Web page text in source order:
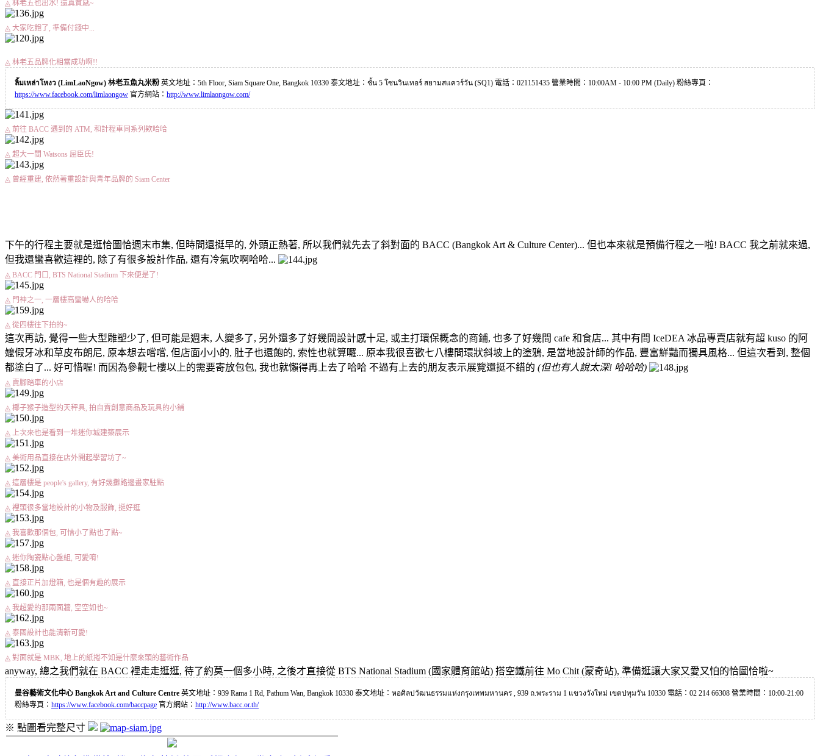
◬ 林老五也出水! 還真質感~
◬ 大家吃飽了, 準備付錢中...
◬ 林老五品牌化相當成功啊!!
ลิ้มเหล่าโหงว (LimLaoNgow) 林老五魚丸米粉 英文地址：5th Floor, Siam Square One, Bangkok 10330 泰文地址：ชั้น 5 โซนวินเทอร์ สยามสแควร์วัน (SQ1) 電話：021151435 營業時間：10:00AM - 10:00 PM (Daily) 粉絲專頁：
https://www.facebook.com/limlaongow 官方網站： http://www.limlaongow.com/
◬ 前往 BACC 遇到的 ATM, 和計程車同系列欸哈哈
◬ 超大一間 Watsons 屈臣氏!
◬ 曾經重建, 依然著重設計與青年品牌的 Siam Center
下午的行程主要就是逛恰圖恰週末市集, 但時間還挺早的, 外頭正熱著, 所以我們就先去了斜對面的 BACC (Bangkok Art & Culture Center)... 但也本來就是預備行程之一啦! BACC 我之前就來過,
但我還蠻喜歡這裡的, 除了有很多設計作品, 還有冷氣吹啊哈哈...
◬ BACC 門口, BTS National Stadium 下來便是了!
◬ 門神之一, 一層樓高蠻嚇人的哈哈
◬ 從四樓往下拍的~
這次再訪, 覺得一些大型雕塑少了, 但可能是週末, 人變多了, 另外還多了好幾間設計感十足, 或主打環保概念的商鋪, 也多了好幾間 cafe 和食店... 其中有間 IceDEA 冰品專賣店就有超 kuso 的阿
嬤假牙冰和草皮布朗尼, 原本想去嚐嚐, 但店面小小的, 肚子也還飽的, 索性也就算囉... 原本我很喜歡七八樓間環狀斜坡上的塗鴉, 是當地設計師的作品, 豐富鮮豔而獨具風格... 但這次看到, 整個
都塗白了... 好可惜喔! 而因為參觀七樓以上的需要寄放包包, 我也就懶得再上去了哈哈 不過有上去的朋友表示展覽還挺不錯的 (但也有人說太深! 哈哈哈)
◬ 賣腳踏車的小店
◬ 椰子猴子造型的天秤具, 拍自賣創意商品及玩具的小鋪
◬ 上次來也是看到一堆迷你城建築展示
◬ 美術用品直接在店外開起學習坊了~
◬ 這層樓是 people's gallery, 有好幾攤路邊畫家駐點
◬ 裡頭很多當地設計的小物及服飾, 挺好逛
◬ 我喜歡那個包, 可惜小了點也了點~
◬ 迷你陶瓷點心盤組, 可愛唷!
◬ 直接正片加燈箱, 也是個有趣的展示
◬ 我超愛的那兩面牆, 空空如也~
◬ 泰國設計也能清新可愛!
◬ 對面就是 MBK, 地上的紙捲不知是什麼來頭的藝術作品
anyway, 總之我們就在 BACC 裡走走逛逛, 待了約莫一個多小時, 之後才直接從 BTS National Stadium (國家體育館站) 搭空鐵前往 Mo Chit (蒙奇站), 準備逛讓大家又愛又怕的恰圖恰啦~
曼谷藝術文化中心 Bangkok Art and Culture Centre 英文地址：939 Rama 1 Rd, Pathum Wan, Bangkok 10330 泰文地址：หอศิลปวัฒนธรรมแห่งกรุงเทพมหานคร , 939 ถ.พระราม 1 แขวงวังใหม่ เขตปทุมวัน 10330 電話：02 214 66308 營業時間：10:00-21:00
粉絲專頁： https://www.facebook.com/baccpage 官方網站： http://www.bacc.or.th/
※ 點圖看完整尺寸